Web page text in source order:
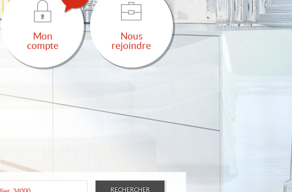
Mon
compte
Nous
rejoindre